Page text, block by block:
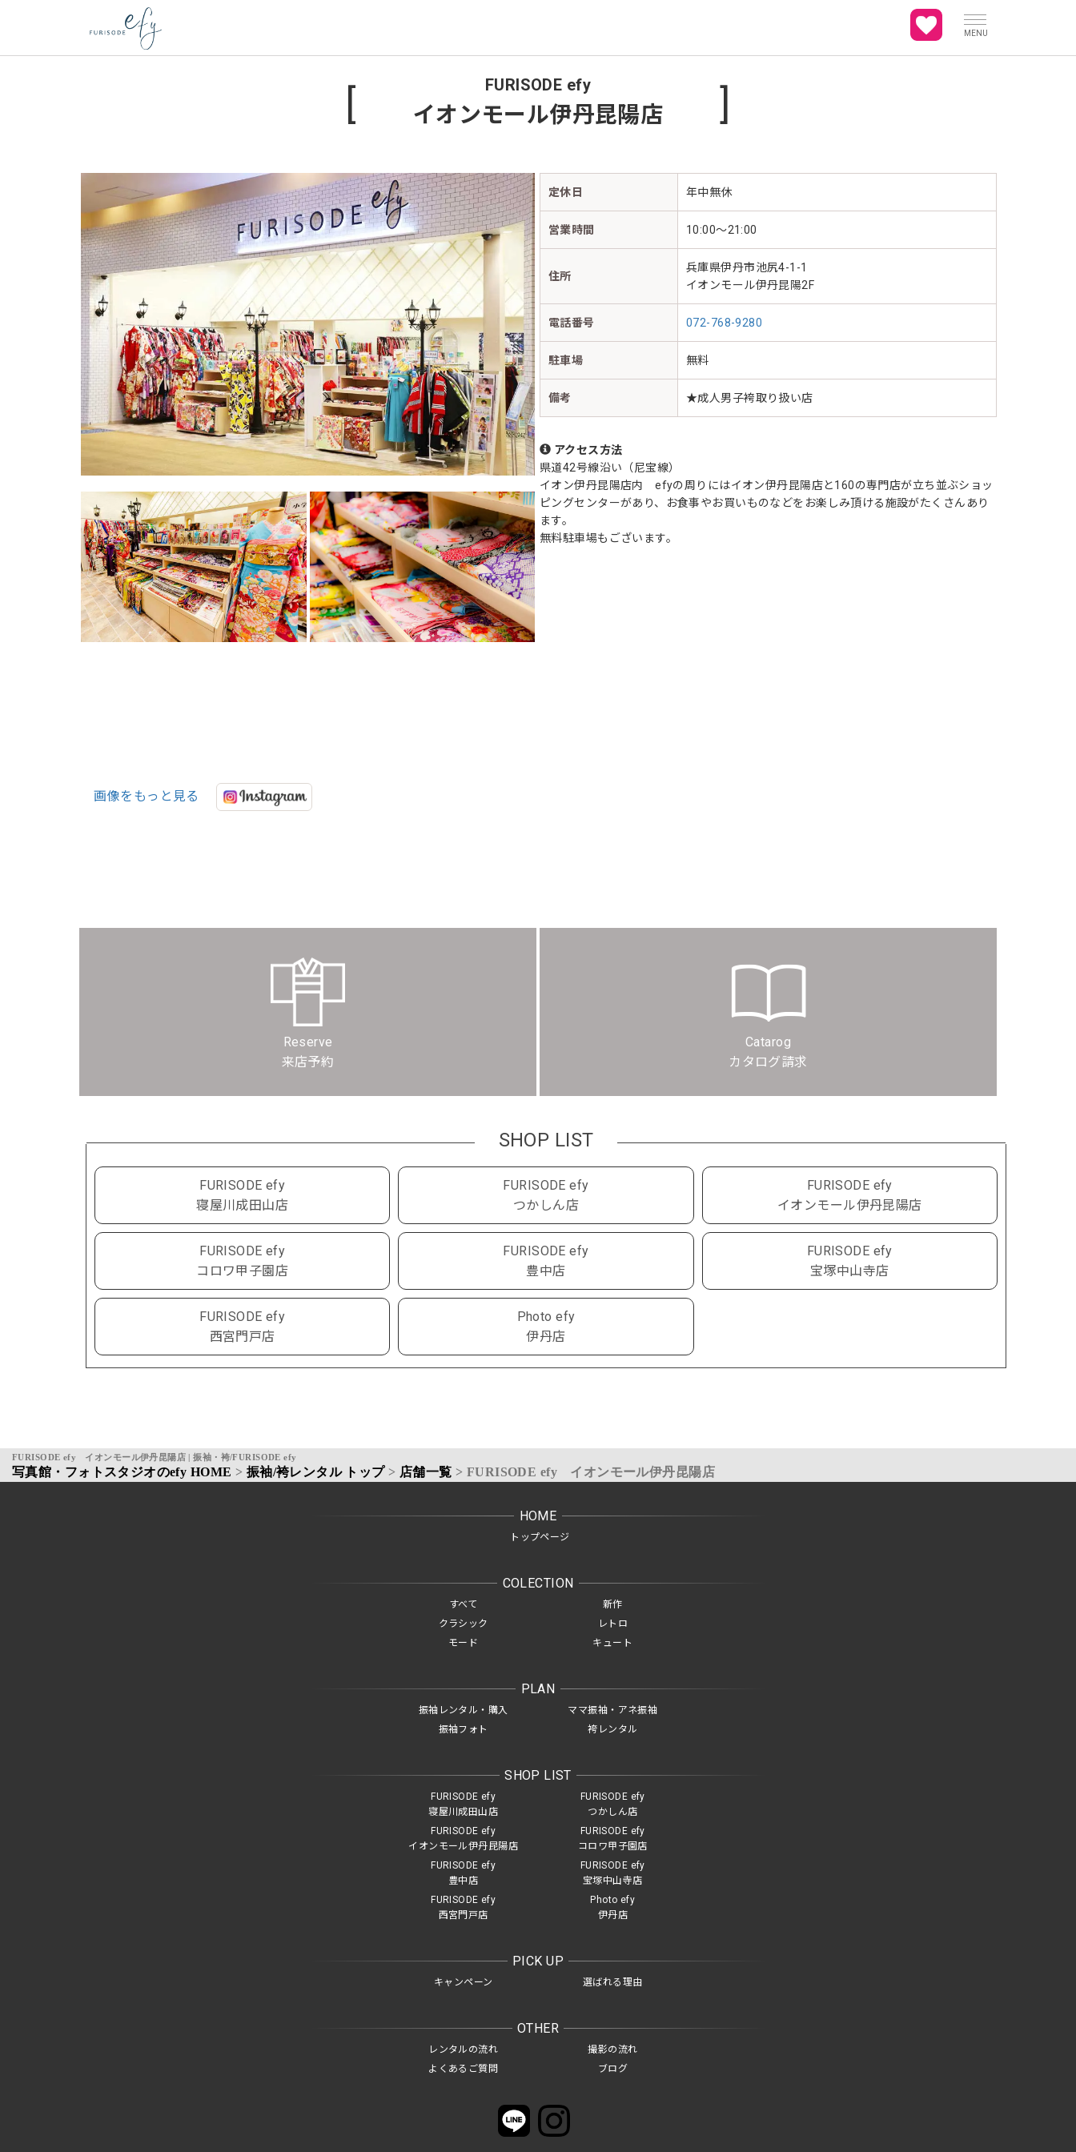
MENU
[ ]
FURISODE efy
イオンモール伊丹昆陽店
画像をもっと見る
定休日 年中無休
営業時間 10:00～21:00
住所
兵庫県伊丹市池尻4-1-1
イオンモール伊丹昆陽2F
電話番号 072-768-9280
駐車場 無料
備考 ★成人男子袴取り扱い店
アクセス方法
県道42号線沿い（尼宝線）
イオン伊丹昆陽店内 efyの周りにはイオン伊丹昆陽店と160の専門店が立ち並ぶショッ
ピングセンターがあり、お食事やお買いものなどをお楽しみ頂ける施設がたくさんあり
ます。
無料駐車場もございます。
Reserve
来店予約
Catarog
カタログ請求
SHOP LIST
FURISODE efy
寝屋川成田山店
FURISODE efy
つかしん店
FURISODE efy
イオンモール伊丹昆陽店
FURISODE efy
コロワ甲子園店
FURISODE efy
豊中店
FURISODE efy
宝塚中山寺店
FURISODE efy
西宮門戸店
Photo efy
伊丹店
FURISODE efy イオンモール伊丹昆陽店 | 振袖・袴/FURISODE efy
写真館・フォトスタジオのefy HOME > 振袖/袴レンタル トップ > 店舗一覧 > FURISODE efy イオンモール伊丹昆陽店
HOME
トップページ
COLECTION
すべて
新作
クラシック
レトロ
モード
キュート
PLAN
振袖レンタル・購入
ママ振袖・アネ振袖
振袖フォト
袴レンタル
SHOP LIST
FURISODE efy
寝屋川成田山店
FURISODE efy
つかしん店
FURISODE efy
イオンモール伊丹昆陽店
FURISODE efy
コロワ甲子園店
FURISODE efy
豊中店
FURISODE efy
宝塚中山寺店
FURISODE efy
西宮門戸店
Photo efy
伊丹店
PICK UP
キャンペーン 選ばれる理由
OTHER
レンタルの流れ
撮影の流れ
よくあるご質問
ブログ